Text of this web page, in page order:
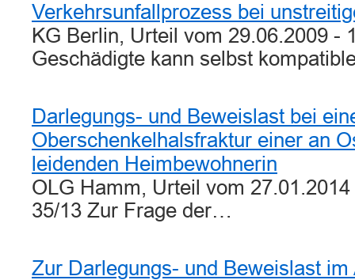
Verkehrsunfallprozess bei
KG Berlin, Urteil vom 29.06.2009 -
Geschädigte kann selbst
Darlegungs- und Beweislast bei
Oberschenkelhalsfraktur einer an
leidenden Heimbewohnerin
OLG Hamm, Urteil vom
35/13 Zur Frage der…
Zur Darlegungs- und Beweislast